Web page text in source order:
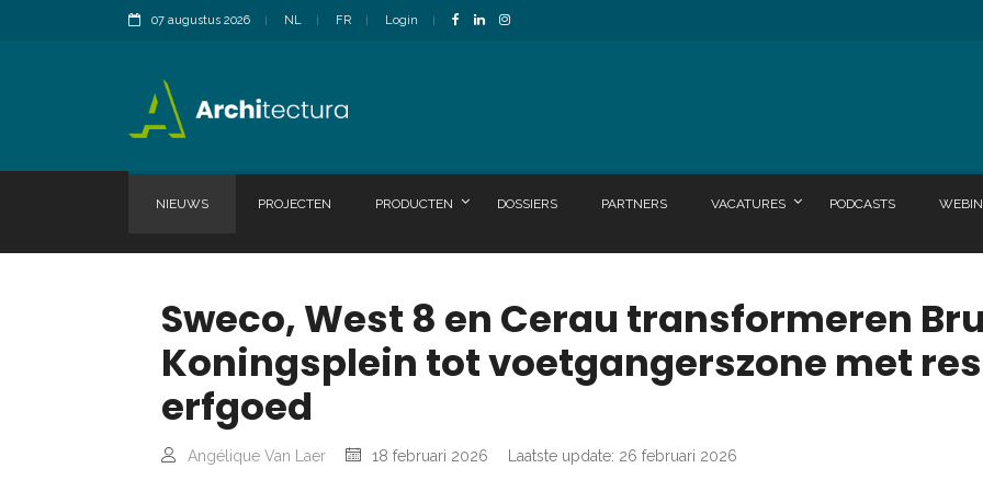
07 augustus 2026 NL FR Login
NIEUWS PROJECTEN PRODUCTEN DOSSIERS PARTNERS VACATURES PODCASTS
Sweco, West 8 en Cerau transformeren
Koningsplein tot voetgangerszone met
erfgoed
Angélique Van Laer 18 februari 2026 Laatste update: 26 februari 2026